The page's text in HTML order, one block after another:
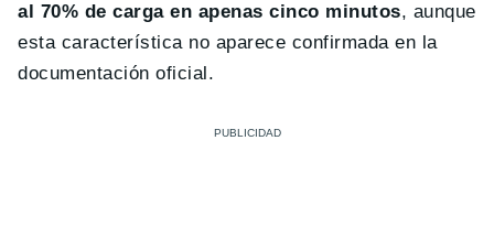
al 70% de carga en apenas cinco minutos, aunque
esta característica no aparece confirmada en la
documentación oficial.